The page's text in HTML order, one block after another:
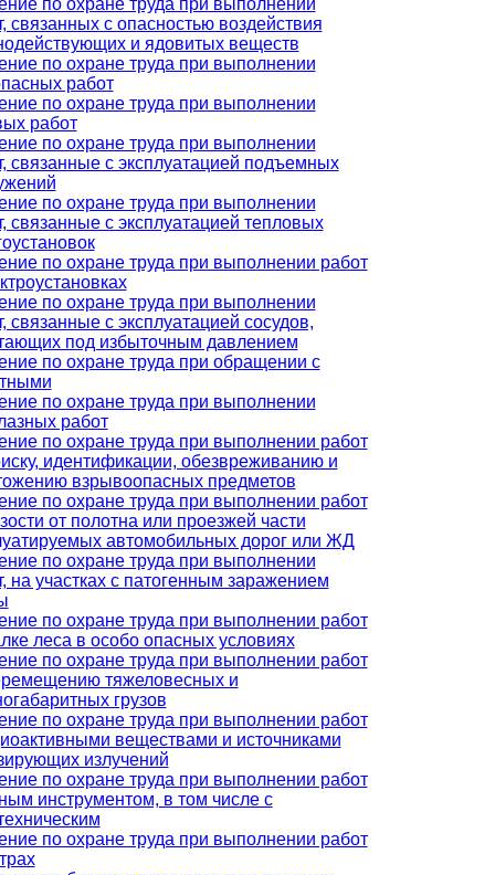
связанных с опасностью воздействия
и ядовитых веществ
по охране труда при выполнении
работ
по охране труда при выполнении
работ
по охране труда при выполнении
связанные с эксплуатацией подъемных
по охране труда при выполнении
связанные с эксплуатацией тепловых
по охране труда при выполнении работ
по охране труда при выполнении
связанные с эксплуатацией сосудов,
под избыточным давлением
по охране труда при обращении с
по охране труда при выполнении
работ
по охране труда при выполнении работ
идентификации, обезвреживанию и
взрывоопасных предметов
по охране труда при выполнении работ
от полотна или проезжей части
автомобильных дорог или ЖД
по охране труда при выполнении
на участках с патогенным заражением
по охране труда при выполнении работ
леса в особо опасных условиях
по охране труда при выполнении работ
тяжеловесных и
грузов
по охране труда при выполнении работ
веществами и источниками
излучений
по охране труда при выполнении работ
инструментом, в том числе с
по охране труда при выполнении работ